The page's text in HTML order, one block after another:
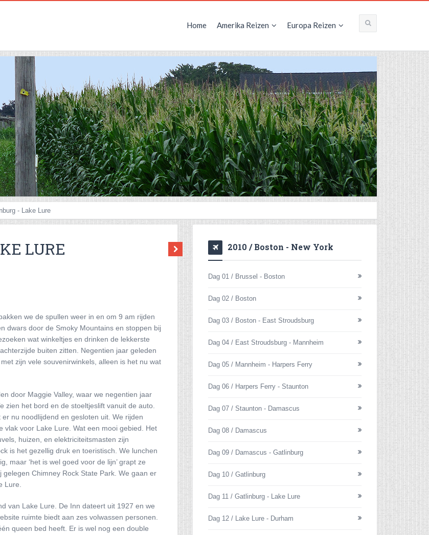
Home Amerika Reizen Europa Reizen
- Lake Lure
LURE
we de spullen weer in en om 9 am rijden
dwars door de Smoky Mountains en stoppen bij
wat winkeltjes en drinken de lekkerste
buiten zitten. Negentien jaar geleden
zijn vele souvenirwinkels, alleen is het nu wat
door Maggie Valley, waar we negentien jaar
zien het bord en de stoeltjeslift vanuit de auto.
nu noodlijdend en gesloten uit. We rijden
voor Lake Lure. Wat een mooi gebied. Het
huizen, en elektriciteitsmasten zijn
is het gezellig druk en toeristisch. We lunchen
maar ‘het is wel goed voor de lijn’ grapt ze
Chimney Rock State Park. We gaan er
Lure.
van Lake Lure. De Inn dateert uit 1927 en we
ruimte biedt aan zes volwassen personen.
queen bed heeft. Er is wel nog een double
2010 / Boston - New York
Dag 01 / Brussel - Boston
Dag 02 / Boston
Dag 03 / Boston - East Stroudsburg
Dag 04 / East Stroudsburg - Mannheim
Dag 05 / Mannheim - Harpers Ferry
Dag 06 / Harpers Ferry - Staunton
Dag 07 / Staunton - Damascus
Dag 08 / Damascus
Dag 09 / Damascus - Gatlinburg
Dag 10 / Gatlinburg
Dag 11 / Gatlinburg - Lake Lure
Dag 12 / Lake Lure - Durham